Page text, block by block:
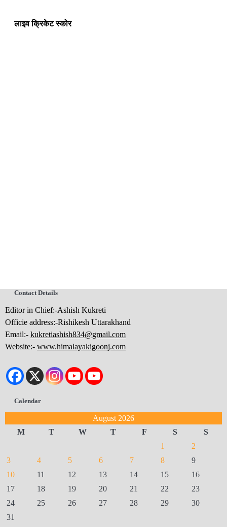
लाइव क्रिकेट स्कोर
Contact Details
Editor in Chief:-Ashish Kukreti
Officie address:-Rishikesh Uttarakhand
Email:- kukretiashish834@gmail.com
Website:- www.himalayakigoonj.com
Calendar
August 2026
M
T W T F S
S
1
2
3
4 5 6 7 8
9
10
11 12 13 14 15
16
17
18 19 20 21 22
23
24
25 26 27 28 29
30
31